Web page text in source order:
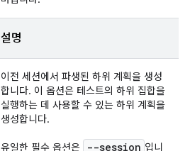
설명
이전 세션에서 파생된 하위 계획을 생성
합니다. 이 옵션은 테스트의 하위 집합을
실행하는 데 사용할 수 있는 하위 계획을
생성합니다.
유일한 필수 옵션은 --session 입니